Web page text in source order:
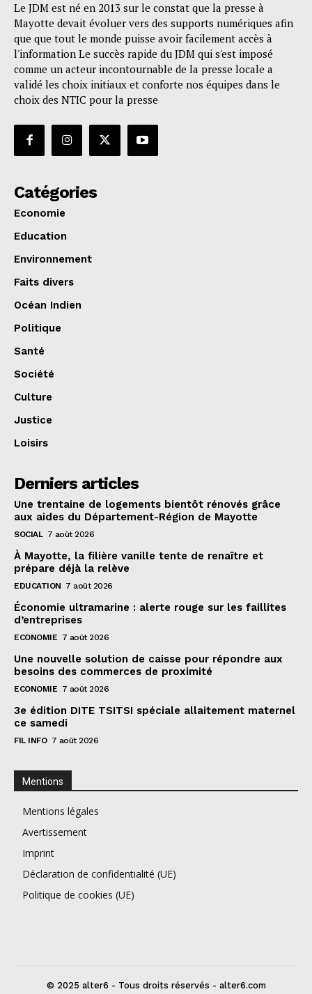
Le JDM est né en 2013 sur le constat que la presse à
Mayotte devait évoluer vers des supports numériques afin
que que tout le monde puisse avoir facilement accès à
l'information Le succès rapide du JDM qui s'est imposé
comme un acteur incontournable de la presse locale a
validé les choix initiaux et conforte nos équipes dans le
choix des NTIC pour la presse
Catégories
Economie
Education
Environnement
Faits divers
Océan Indien
Politique
Santé
Société
Culture
Justice
Loisirs
Derniers articles
Une trentaine de logements bientôt rénovés grâce
aux aides du Département-Région de Mayotte
SOCIAL 7 août 2026
À Mayotte, la filière vanille tente de renaître et
prépare déjà la relève
EDUCATION 7 août 2026
Économie ultramarine : alerte rouge sur les faillites
d’entreprises
ECONOMIE 7 août 2026
Une nouvelle solution de caisse pour répondre aux
besoins des commerces de proximité
ECONOMIE 7 août 2026
3e édition DITE TSITSI spéciale allaitement maternel
ce samedi
FIL INFO 7 août 2026
Mentions
Mentions légales
Avertissement
Imprint
Déclaration de confidentialité (UE)
Politique de cookies (UE)
© 2025 alter6 - Tous droits réservés - alter6.com